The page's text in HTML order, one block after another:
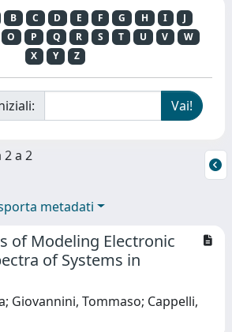
B C D E F G H I
J
O P Q R S T U V
W
X
Y Z
a 2
metadati
of Modeling Electronic
of Systems in
Giovannini, Tommaso; Cappelli,